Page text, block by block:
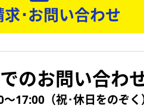
･お問い合わせ
のお問い合わ
〜17:00（祝･休日をのぞく